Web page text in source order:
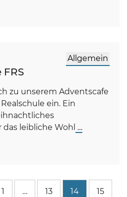
Allgemein
zu unserem Adventscafe
ein. Ein
leibliche Wohl …
1 … 13 14 15